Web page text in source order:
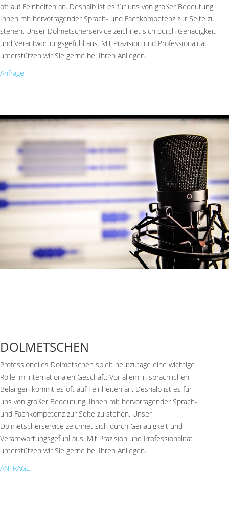
oft auf Feinheiten an. Deshalb ist es für uns von großer Bedeutung,
Ihnen mit hervorragender Sprach- und Fachkompetenz zur Seite zu
stehen. Unser Dolmetscherservice zeichnet sich durch Genauigkeit
und Verantwortungsgefühl aus. Mit Präzision und Professionalität
unterstützen wir Sie gerne bei Ihren Anliegen.
Anfrage
DOLMETSCHEN
Professionelles Dolmetschen spielt heutzutage eine wichtige
Rolle im internationalen Geschäft. Vor allem in sprachlichen
Belangen kommt es oft auf Feinheiten an. Deshalb ist es für
uns von großer Bedeutung, Ihnen mit hervorragender Sprach-
und Fachkompetenz zur Seite zu stehen. Unser
Dolmetscherservice zeichnet sich durch Genauigkeit und
Verantwortungsgefühl aus. Mit Präzision und Professionalität
unterstützen wir Sie gerne bei Ihren Anliegen.
ANFRAGE